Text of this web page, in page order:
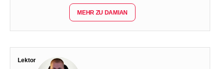
MEHR ZU DAMIAN
Lektor